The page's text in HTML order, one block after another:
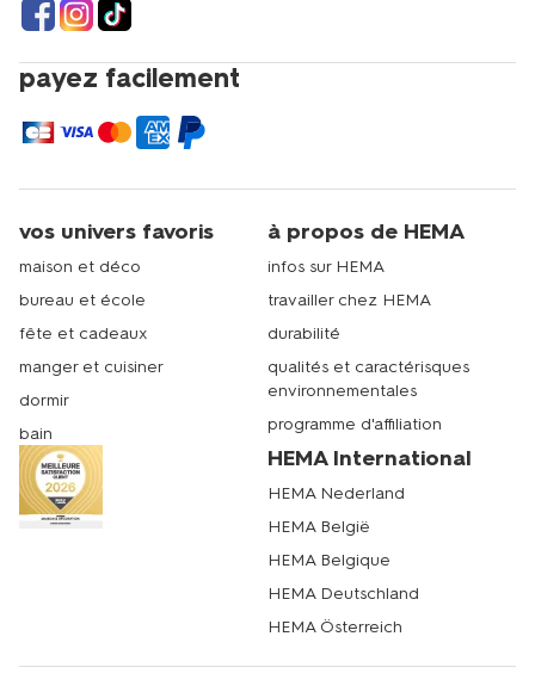
payez facilement
vos univers favoris
maison et déco
bureau et école
fête et cadeaux
manger et cuisiner
dormir
bain
à propos de HEMA
infos sur HEMA
travailler chez HEMA
durabilité
qualités et caractérisques
environnementales
programme d'affiliation
HEMA International
HEMA Nederland
HEMA België
HEMA Belgique
HEMA Deutschland
HEMA Österreich